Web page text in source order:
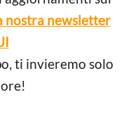
nostra newsletter
ti invieremo solo